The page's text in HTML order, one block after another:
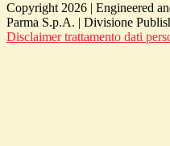
Copyright 2026 | Engineered
Parma S.p.A. | Divisione
Disclaimer trattamento dati